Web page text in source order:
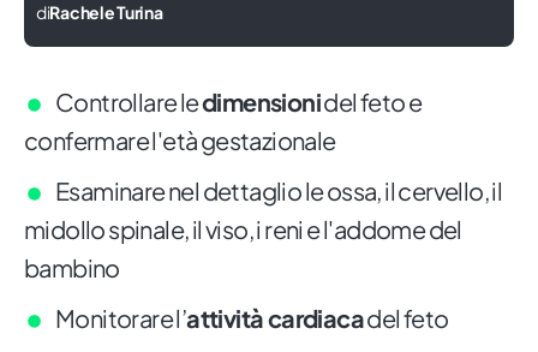
diRachele Turina
Controllare ledimensionidel feto e
confermare l'età gestazionale
Esaminare nel dettaglio le ossa, il cervello, il
midollo spinale, il viso, i reni e l'addome del
bambino
Monitorare l’attività cardiacadel feto